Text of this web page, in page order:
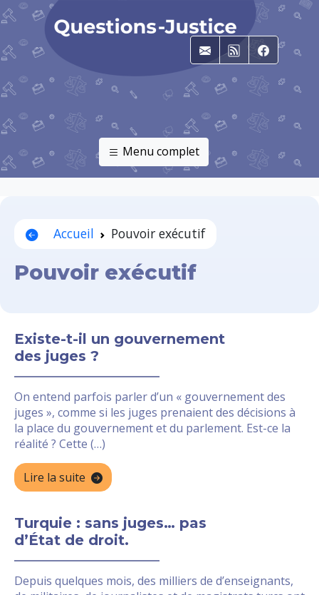
E-mailRSS
Menu complet
Accueil Pouvoir exécutif
Pouvoir exécutif
Existe-t-il un gouvernement
des juges ?
On entend parfois parler d’un « gouvernement des
juges », comme si les juges prenaient des décisions à
la place du gouvernement et du parlement. Est-ce la
réalité ? Cette (…)
Lire la suite
Turquie : sans juges… pas
d’État de droit.
Depuis quelques mois, des milliers de d’enseignants,